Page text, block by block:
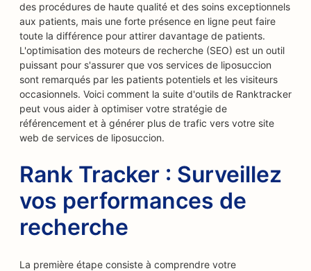
des procédures de haute qualité et des soins exceptionnels
aux patients, mais une forte présence en ligne peut faire
toute la différence pour attirer davantage de patients.
L'optimisation des moteurs de recherche (SEO) est un outil
puissant pour s'assurer que vos services de liposuccion
sont remarqués par les patients potentiels et les visiteurs
occasionnels. Voici comment la suite d'outils de Ranktracker
peut vous aider à optimiser votre stratégie de
référencement et à générer plus de trafic vers votre site
web de services de liposuccion.
Rank Tracker : Surveillez
vos performances de
recherche
La première étape consiste à comprendre votre